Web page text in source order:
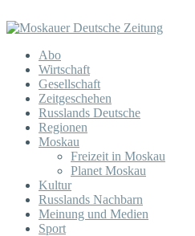
Abo
Wirtschaft
Gesellschaft
Zeitgeschehen
Russlands Deutsche
Regionen
Moskau
Freizeit in Moskau
Planet Moskau
Kultur
Russlands Nachbarn
Meinung und Medien
Sport